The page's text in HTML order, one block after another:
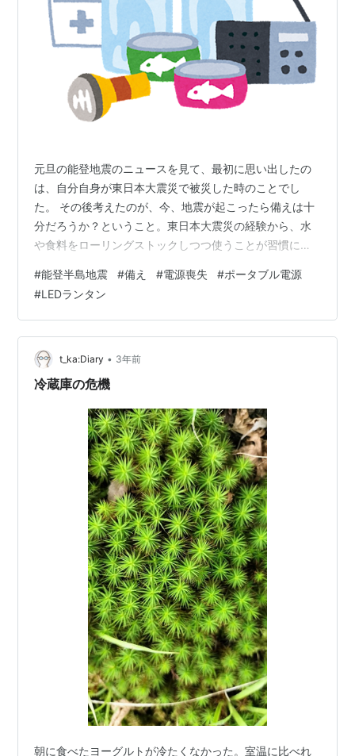
元旦の能登地震のニュースを見て、最初に思い出したの
は、自分自身が東日本大震災で被災した時のことでし
た。 その後考えたのが、今、地震が起こったら備えは十
分だろうか？ということ。東日本大震災の経験から、水
や食料をローリングストックしつつ使うことが習慣にな
族の人数分作って用意しています。 それ以外に、何か必
要なものがないか？この機会に考えてみることにしまし
た。 実際のところ、水・食料の次に重要になってくるの
が、電源の確保だと思います。最低でも家族のスマホ全
部を、複数回充電できるくらいのものが必要かと。とい
うことで少々お高いですが、ポータブル電源を購入…
#能登半島地震 #備え #電源喪失 #ポータブル電源
#LEDランタン
t_ka:Diary • 3年前
冷蔵庫の危機
朝に食べたヨーグルトが冷たくなかった。室温に比べれ